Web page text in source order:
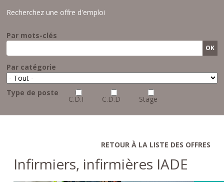
Recherchez une offre d'emploi
Par mots-clés
Par catégorie
Type de poste
C.D.I C.D.D Stage
RETOUR À LA LISTE DES OFFRES
Infirmiers, infirmières IADE